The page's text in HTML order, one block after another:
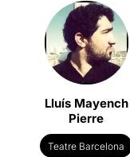
Lluís Mayench
Pierre
Teatre Barcelona